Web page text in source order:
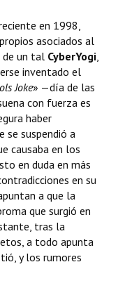
en 1998,
asociados al
de un tal CyberYogi,
inventado el
Joke» —día de las
con fuerza es
haber
se suspendió a
causaba en los
en duda en más
en su
a que la
que surgió en
tras la
a todo apunta
y los rumores